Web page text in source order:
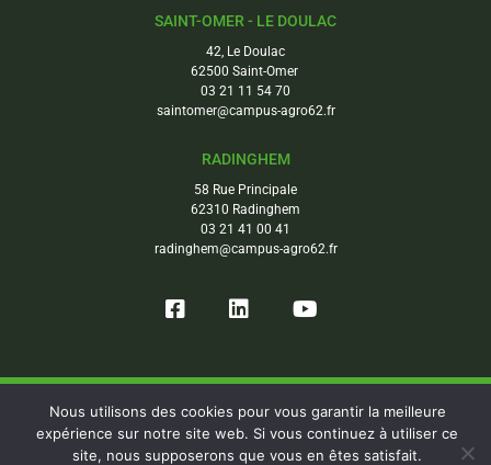
SAINT-OMER - LE DOULAC
42, Le Doulac
62500 Saint-Omer
03 21 11 54 70
saintomer@campus-agro62.fr
RADINGHEM
58 Rue Principale
62310 Radinghem
03 21 41 00 41
radinghem@campus-agro62.fr
Confidentialité
Nous utilisons des cookies pour vous garantir la meilleure
expérience sur notre site web. Si vous continuez à utiliser ce
site, nous supposerons que vous en êtes satisfait.